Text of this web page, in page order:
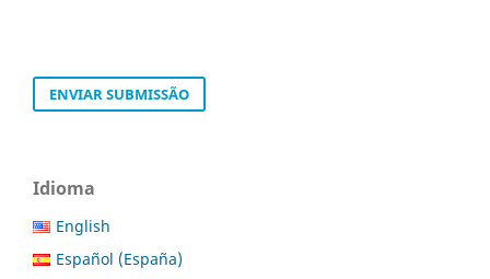
ENVIAR SUBMISSÃO
Idioma
English
Español (España)